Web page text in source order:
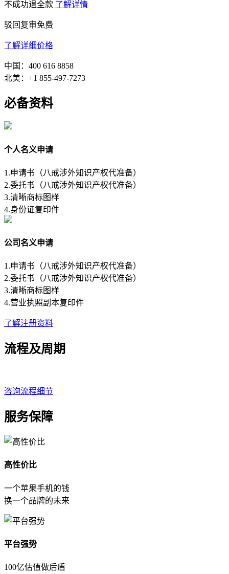
不成功退全款 了解详情
驳回复审免费
了解详细价格
中国：400 616 8858
北美：+1 855-497-7273
必备资料
个人名义申请
1.申请书（八戒涉外知识产权代准备）
2.委托书（八戒涉外知识产权代准备）
3.清晰商标图样
4.身份证复印件
公司名义申请
1.申请书（八戒涉外知识产权代准备）
2.委托书（八戒涉外知识产权代准备）
3.清晰商标图样
4.营业执照副本复印件
了解注册资料
流程及周期
咨询流程细节
服务保障
高性价比
一个苹果手机的钱
换一个品牌的未来
平台强势
100亿估值做后盾